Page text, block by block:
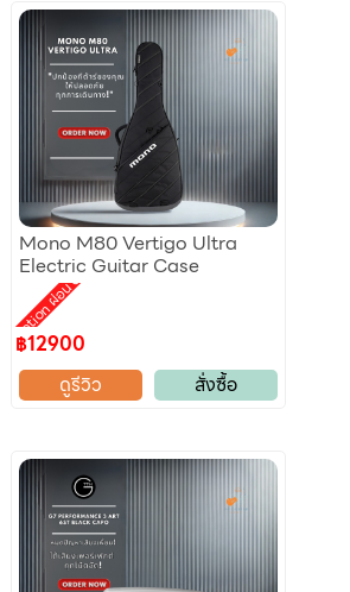
Mono M80 Vertigo Ultra
Electric Guitar Case
Promotion ผ่อน 0%
฿12900
ดูรีวิว
สั่งซื้อ